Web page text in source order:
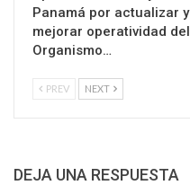
Panamá por actualizar y
mejorar operatividad del
Organismo…
PREV NEXT
DEJA UNA RESPUESTA